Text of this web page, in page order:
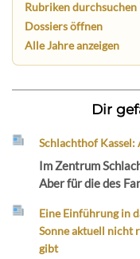
Rubriken durchsuchen
Dossiers öffnen
Alle Jahre anzeigen
Dir
Schlachthof
Im Zentrum
Aber für die des
Eine Einführung in
Sonne aktuell nicht
gibt